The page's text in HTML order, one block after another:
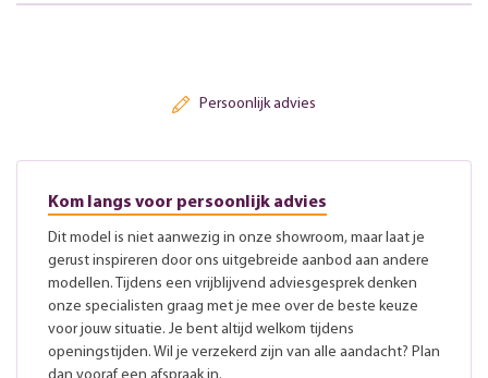
Persoonlijk advies
Kom langs voor persoonlijk advies
Dit model is niet aanwezig in onze showroom, maar laat je
gerust inspireren door ons uitgebreide aanbod aan andere
modellen. Tijdens een vrijblijvend adviesgesprek denken
onze specialisten graag met je mee over de beste keuze
voor jouw situatie. Je bent altijd welkom tijdens
openingstijden. Wil je verzekerd zijn van alle aandacht? Plan